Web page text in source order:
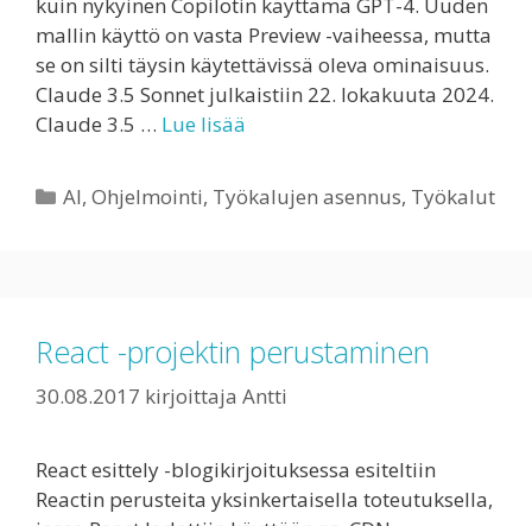
mallin käyttö on vasta Preview -vaiheessa, mutta
se on silti täysin käytettävissä oleva ominaisuus.
Claude 3.5 Sonnet julkaistiin 22. lokakuuta 2024.
Claude 3.5 … Lue lisää
Kategoriat
AI,Ohjelmointi, Työkalujen asennus, Työkalut
React -projektin perustaminen
30.08.2017 kirjoittaja Antti
React esittely -blogikirjoituksessa esiteltiin
Reactin perusteita yksinkertaisella toteutuksella,